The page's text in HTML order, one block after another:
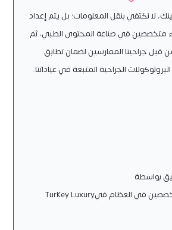
لا نكتفي بنقل المعلومات؛ بل يتم إعداد
متخصصين في صناعة المحتوى الطبي، ثم
جراحينا الممارسين لضمان تطابق
الجراحية المتبعة في عياداتنا.
بواسطة
نخبة من جراحينا المتخصصين في العظام فيTurkey Luxury